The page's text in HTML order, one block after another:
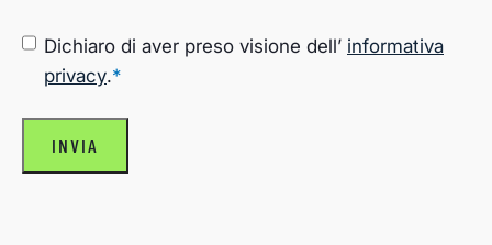
CONSENSO*
Dichiaro di aver preso visione dell’ informativa
privacy.*
INVIA